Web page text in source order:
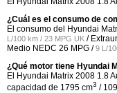
¿Cuál es el consumo de
El consumo del Hyundai
L/100 km / 23 MPG UK /
Medio NEDC 26 MPG /9 L/
¿Qué motor tiene Hyundai
El Hyundai Matrix 2008 1.8
capacidad de 1795 cm3 /